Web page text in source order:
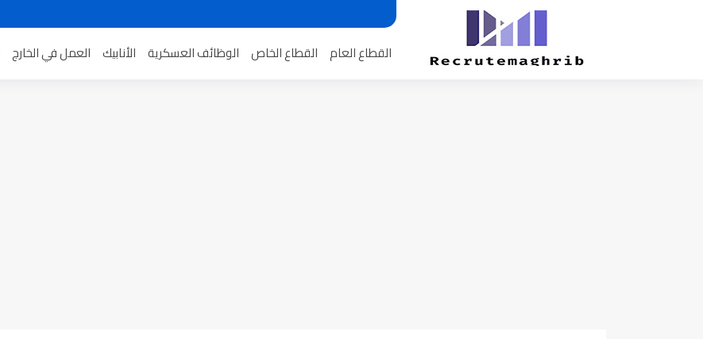
القطاع العام القطاع الخاص الوظائف العسكرية الأنابيك العمل في الخارج